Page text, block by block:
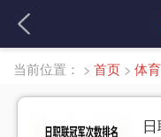
当前位置： > 首页 > 体